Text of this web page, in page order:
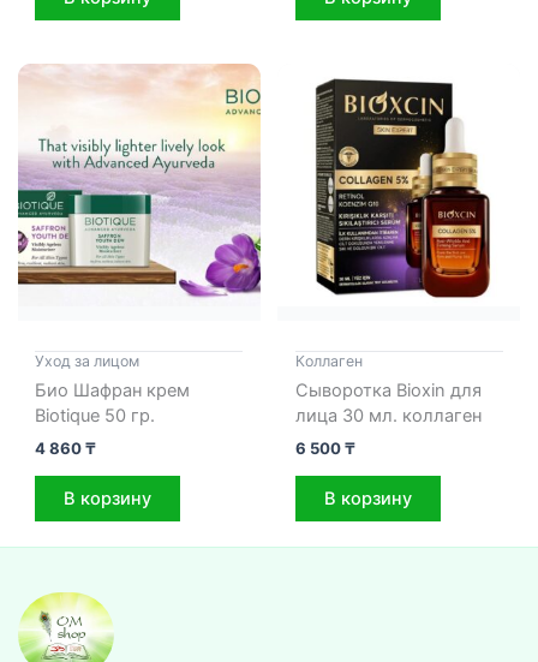
Уход за лицом
Био Шафран крем
Biotique 50 гр.
4 860₸
В корзину
Коллаген
Сыворотка Bioxin для
лица 30 мл. коллаген
6 500₸
В корзину